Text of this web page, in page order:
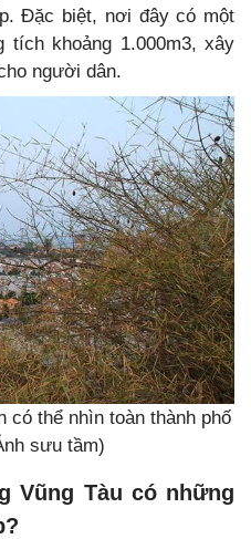
Đặc biệt, nơi đây có một
khoảng 1.000m3, xây
người dân.
có thể nhìn toàn thành phố
sưu tầm)
Vũng Tàu có những